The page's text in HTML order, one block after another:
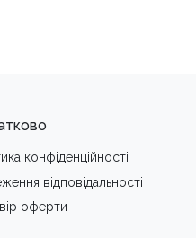
конфіденційності
вiдповiдальностi
оферти